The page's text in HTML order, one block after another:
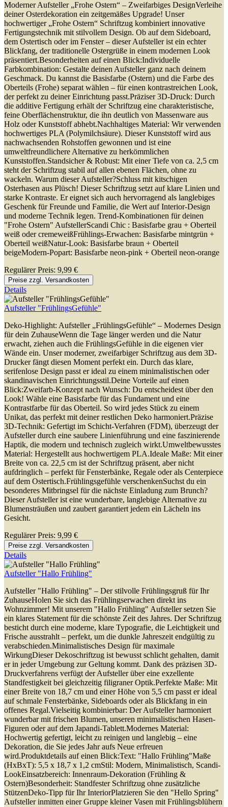
Moderner Aufsteller „Frohe Ostern“ – Zweifarbiges DesignVerleihe
deiner Osterdekoration ein zeitgemäßes Upgrade! Unser
hochwertiger „Frohe Ostern“ Schriftzug kombiniert innovative
Fertigungstechnik mit stilvollem Design. Ob auf dem Sideboard,
dem Ostertisch oder im Fenster – dieser Aufsteller ist ein echter
Blickfang, der traditionelle Ostergrüße in einem modernen Look
präsentiert.Besonderheiten auf einen Blick:Individuelle
Farbkombination: Gestalte deinen Aufsteller ganz nach deinem
Geschmack. Du kannst die Basisfarbe (Ostern) und die Farbe des
Oberteils (Frohe) separat wählen – für einen kontrastreichen Look,
der perfekt zu deiner Einrichtung passt.Präziser 3D-Druck: Durch
die additive Fertigung erhält der Schriftzug eine charakteristische,
feine Oberflächenstruktur, die ihn deutlich von Massenware aus
Holz oder Kunststoff abhebt.Nachhaltiges Material: Wir verwenden
hochwertiges PLA (Polymilchsäure). Dieser Kunststoff wird aus
nachwachsenden Rohstoffen gewonnen und ist eine
umweltfreundlichere Alternative zu herkömmlichen
Kunststoffen.Standsicher & Robust: Mit einer Tiefe von ca. 2,5 cm
steht der Schriftzug stabil auf allen ebenen Flächen, ohne zu
wackeln. Warum dieser Aufsteller?Schluss mit kitschigen
Osterhasen aus Plüsch! Dieser Schriftzug setzt auf klare Linien und
starke Kontraste. Er eignet sich auch hervorragend als langlebiges
Geschenk für Freunde und Familie, die Wert auf Interior-Design
und moderne Technik legen. Trend-Kombinationen für deinen
"Frohe Ostern" AufstellerScandi Chic : Basisfarbe grau + Oberteil
weiß oder cremeweißFrühlings-Erwachen: Basisfarbe mintgrün +
Oberteil weißNatur-Look: Basisfarbe braun + Oberteil
beigeModern-Popart: Basisfarbe neon-pink + Oberteil neon-orange
Regulärer Preis: 9,99 €
Preise zzgl. Versandkosten
Details
Aufsteller "FrühlingsGefühle"
Deko-Highlight: Aufsteller „FrühlingsGefühle“ – Modernes Design
für dein ZuhauseWenn die Tage länger werden und die Natur
erwacht, ziehen auch die FrühlingsGefühle in die eigenen vier
Wände ein. Unser moderner, zweifarbiger Schriftzug aus dem 3D-
Drucker fängt diesen Moment perfekt ein. Durch das klare,
serifenlose Design passt er ideal zu einem minimalistischen oder
skandinavischen Einrichtungsstil.Deine Vorteile auf einen
Blick:Zweifarb-Konzept nach Wunsch: Du entscheidest über den
Look! Wähle eine Basisfarbe für das Fundament und eine
Kontrastfarbe für das Oberteil. So wird jedes Stück zu einem
Unikat, das perfekt mit deiner restlichen Deko harmoniert.Präzise
3D-Technik: Gefertigt im Schicht-Verfahren (FDM), überzeugt der
Aufsteller durch eine saubere Linienführung und eine faszinierende
Haptik, die modern und technisch zugleich wirkt.Umweltbewusstes
Material: Hergestellt aus hochwertigem PLA.Ideale Maße: Mit einer
Breite von ca. 22,5 cm ist der Schriftzug präsent, aber nicht
aufdringlich – perfekt für Fensterbänke, Regale oder als Centerpiece
auf dem Ostertisch.Frühlingsgefühle verschenkenSuchst du ein
besonderes Mitbringsel für die nächste Einladung zum Brunch?
Dieser Aufsteller ist eine wunderbare, langlebige Alternative zu
Blumensträußen und zaubert garantiert jedem ein Lächeln ins
Gesicht.
Regulärer Preis: 9,99 €
Preise zzgl. Versandkosten
Details
Aufsteller "Hallo Frühling"
Aufsteller "Hallo Frühling" – Der stilvolle Frühlingsgruß für Ihr
ZuhauseHolen Sie sich das Frühlingserwachen direkt ins
Wohnzimmer! Mit unserem "Hallo Frühling" Aufsteller setzen Sie
ein klares Statement für die schönste Zeit des Jahres. Der Schriftzug
besticht durch eine moderne, klare Typografie, die Leichtigkeit und
Frische ausstrahlt – perfekt, um die dunkle Jahreszeit endgültig zu
verabschieden.Minimalistisches Design für maximale
WirkungDieser Dekoschriftzug ist bewusst schlicht gehalten, damit
er in jeder Umgebung zur Geltung kommt. Dank des präzisen 3D-
Druckverfahrens verfügt der Aufsteller über eine exzellente
Standfestigkeit bei gleichzeitig filigraner Optik.Perfekte Maße: Mit
einer Breite von 18,7 cm und einer Höhe von 5,5 cm passt er ideal
auf schmale Fensterbänke, Sideboards oder als Blickfang in ein
offenes Regal.Vielseitig kombinierbar: Der Aufsteller harmoniert
wunderbar mit frischen Blumen, unseren minimalistischen Hasen-
Figuren oder auf dem Japandi-Tablett.Modernes Material:
Hochwertig gefertigt, leicht zu reinigen und langlebig – eine
Dekoration, die Sie jedes Jahr aufs Neue erfreuen
wird.Produktdetails auf einen Blick:Text: "Hallo Frühling"Maße
(HxBxT): 5,5 x 18,7 x 1,2 cmStil: Modern, Minimalistisch, Scandi-
LookEinsatzbereich: Innenraum-Dekoration (Frühling &
Ostern)Besonderheit: Standfester Schriftzug ohne zusätzliche
StützenDeko-Tipp für Ihr InteriorPlatzieren Sie den "Hello Spring"
Aufsteller inmitten einer Gruppe kleiner Vasen mit Frühlingsblühern